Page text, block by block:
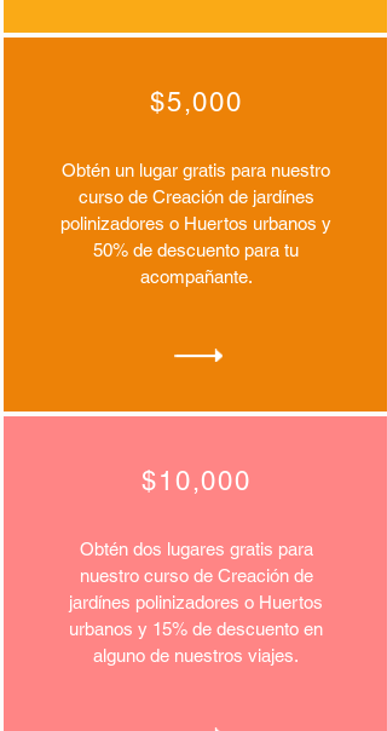
$5,000
Obtén un lugar gratis para nuestro
curso de Creación de jardínes
polinizadores o Huertos urbanos y
50% de descuento para tu
acompañante.
$10,000
Obtén dos lugares gratis para
nuestro curso de Creación de
jardínes polinizadores o Huertos
urbanos y 15% de descuento en
alguno de nuestros viajes.